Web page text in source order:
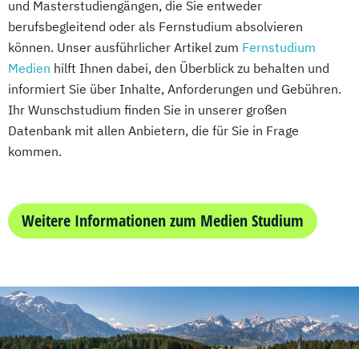
Maschinenbau
Wirtschaftspsychologie & Künstliche
Intelligenz
Wirtschaftspsychologie & Leadership
Wirtschaftspsychologie (DE/EN))
Wirtschaftspsychologie im Online-
Abendstudium
Mechatronik (M. Eng.) 3 oder 4 Semester
Mediengestaltung
Medizintechnik (B. Eng.)/(B. Sc.)
Nachhaltiges Design
Nationale und internationale Zertifizierung
und Produktkennzeichnung
New Venture Management
Prozesssimulation in der
Verfahrenstechnik
Technische Betriebswirtschaft
Technische Informatik
Wasserstofftechnologien
Wirtschaftsprivatrecht kompakt
Wirtschaftswissenschaft
und Masterstudiengängen, die Sie entweder
berufsbegleitend oder als Fernstudium absolvieren
können. Unser ausführlicher Artikel zum Fernstudium
Medien hilft Ihnen dabei, den Überblick zu behalten und
informiert Sie über Inhalte, Anforderungen und Gebühren.
Ihr Wunschstudium finden Sie in unserer großen
Datenbank mit allen Anbietern, die für Sie in Frage
kommen.
Weitere Informationen zum Medien Studium